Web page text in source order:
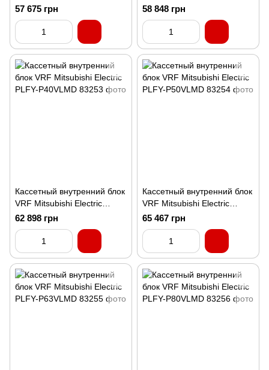
PLFY-P25VLMD
57 675 грн PLFY-P32VLMD
58 848 грн
Кассетный внутренний блок
VRF Mitsubishi Electric
PLFY-P40VLMD
62 898 грн
Кассетный внутренний блок
VRF Mitsubishi Electric
PLFY-P50VLMD
65 467 грн